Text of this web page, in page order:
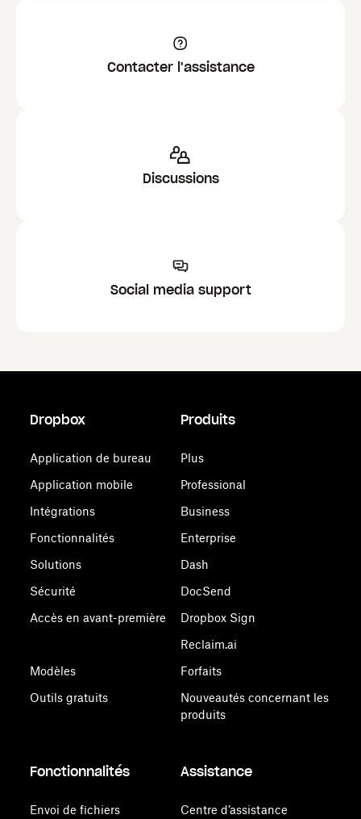
Contacter l'assistance
Discussions
Social media support
Dropbox
Application de bureau
Application mobile
Intégrations
Fonctionnalités
Solutions
Sécurité
Accès en avant-première
Modèles
Outils gratuits
Produits
Plus
Professional
Business
Enterprise
Dash
DocSend
Dropbox Sign
Reclaim.ai
Forfaits
Nouveautés concernant les
produits
Fonctionnalités
Envoi de fichiers
Assistance
Centre d’assistance